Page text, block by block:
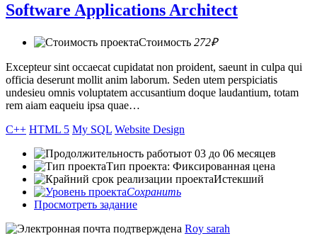
Software Applications Architect
Стоимость 272₽
Excepteur sint occaecat cupidatat non proident, saeunt in culpa qui
officia deserunt mollit anim laborum. Seden utem perspiciatis
undesieu omnis voluptatem accusantium doque laudantium, totam
rem aiam eaqueiu ipsa quae…
C++ HTML 5 My SQL Website Design
от 03 до 06 месяцев
Тип проекта: Фиксированная цена
Истекший
Сохранить
Просмотреть задание
Roy sarah